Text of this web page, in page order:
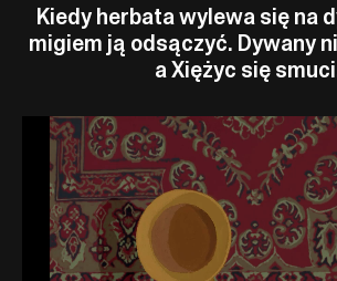
Kiedy herbata wylewa się na
migiem ją odsączyć. Dywany
a Xiężyc się